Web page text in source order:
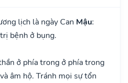
lịch là ngày Can Mậu:
bệnh ở bụng.
ở phía trong ở phía trong
âm hộ. Tránh mọi sự tổn